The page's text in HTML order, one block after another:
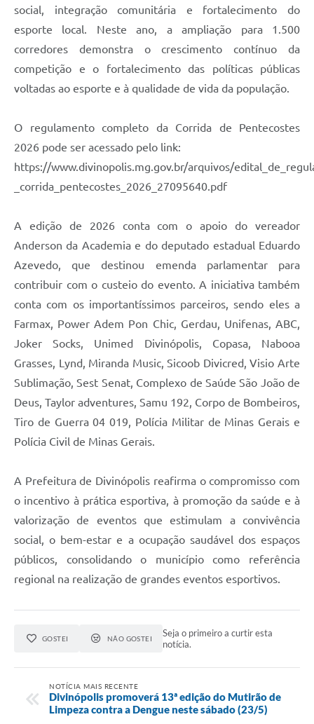
social, integração comunitária e fortalecimento do
esporte local. Neste ano, a ampliação para 1.500
corredores demonstra o crescimento contínuo da
competição e o fortalecimento das políticas públicas
voltadas ao esporte e à qualidade de vida da população.
O regulamento completo da Corrida de Pentecostes
2026 pode ser acessado pelo link:
https://www.divinopolis.mg.gov.br/arquivos/
_corrida_pentecostes_2026_27095640.pdf
A edição de 2026 conta com o apoio do vereador
Anderson da Academia e do deputado estadual Eduardo
Azevedo, que destinou emenda parlamentar para
contribuir com o custeio do evento. A iniciativa também
conta com os importantíssimos parceiros, sendo eles a
Farmax, Power Adem Pon Chic, Gerdau, Unifenas, ABC,
Joker Socks, Unimed Divinópolis, Copasa, Nabooa
Grasses, Lynd, Miranda Music, Sicoob Divicred, Visio Arte
Sublimação, Sest Senat, Complexo de Saúde São João de
Deus, Taylor adventures, Samu 192, Corpo de Bombeiros,
Tiro de Guerra 04 019, Polícia Militar de Minas Gerais e
Polícia Civil de Minas Gerais.
A Prefeitura de Divinópolis reafirma o compromisso com
o incentivo à prática esportiva, à promoção da saúde e à
valorização de eventos que estimulam a convivência
social, o bem-estar e a ocupação saudável dos espaços
públicos, consolidando o município como referência
regional na realização de grandes eventos esportivos.
GOSTEI NÃO GOSTEI
Seja o primeiro a curtir esta
notícia.
NOTÍCIA MAIS RECENTE
Divinópolis promoverá 13ª edição do Mutirão de
Limpeza contra a Dengue neste sábado (23/5)